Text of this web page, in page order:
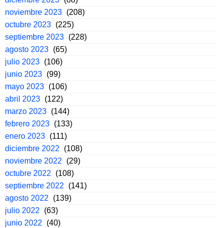
noviembre 2023 (208)
octubre 2023 (225)
septiembre 2023 (228)
agosto 2023 (65)
julio 2023 (106)
junio 2023 (99)
mayo 2023 (106)
abril 2023 (122)
marzo 2023 (144)
febrero 2023 (133)
enero 2023 (111)
diciembre 2022
(108)
noviembre 2022
(29)
octubre 2022
(108)
septiembre 2022
(141)
agosto 2022
(139)
julio 2022
(63)
junio 2022
(40)